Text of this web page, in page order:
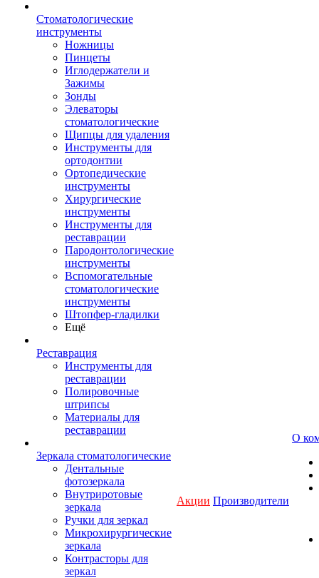
Стоматологические
инструменты
Ножницы
Пинцеты
Иглодержатели и
Зажимы
Зонды
Элеваторы
стоматологические
Щипцы для удаления
Инструменты для
ортодонтии
Ортопедические
инструменты
Хирургические
инструменты
Инструменты для
реставрации
Пародонтологические
инструменты
Вспомогательные
стоматологические
инструменты
Штопфер-гладилки
Ещё
Реставрация
Инструменты для
реставрации
Полировочные
штрипсы
Материалы для
реставрации
Зеркала стоматологические
Дентальные
фотозеркала
Внутриротовые
зеркала
Ручки для зеркал
Микрохирургические
зеркала
Контрасторы для
зеркал
Акции Производители
О